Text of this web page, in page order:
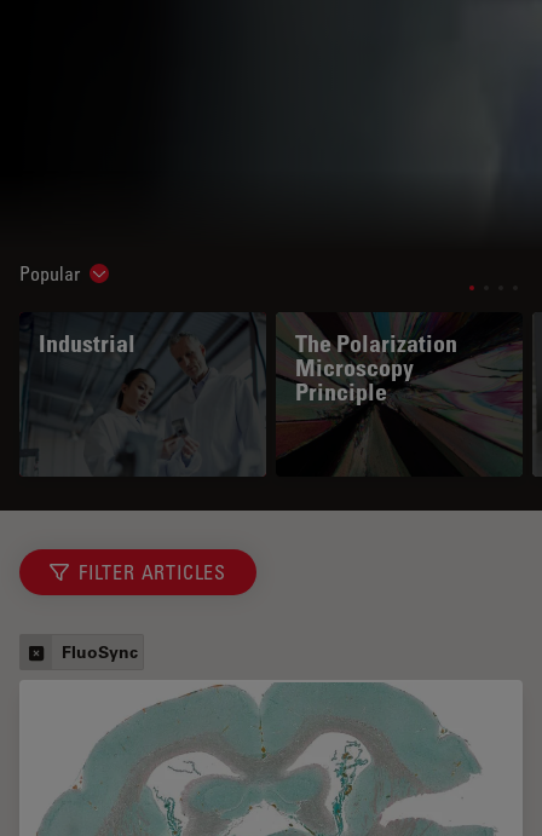
Popular Show subnavigation
Industrial
The Polarization
Microscopy
Principle
FILTER ARTICLES
FluoSync